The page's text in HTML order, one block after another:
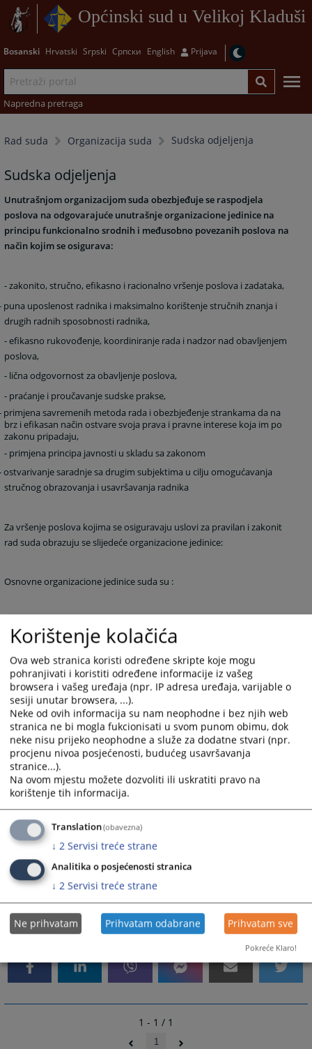
Općinski sud u Velikoj Kladuši
Bosanski Hrvatski Srpski Српски English Prijava
Napredna pretraga
Rad suda Organizacija suda Sudska odjeljenja
Sudska odjeljenja
Unutrašnjom organizacijom suda obezbjeđuje se raspodjela
poslova na odgovarajuće unutrašnje organizacione jedinice na
principu funkcionalno srodnih i međusobno povezanih poslova na
način kojim se osigurava:
- zakonito, stručno, efikasno i racionalno vršenje poslova i zadataka,
puna uposlenost radnika i maksimalno korištenje stručnih znanja i
drugih radnih sposobnosti radnika,
- efikasno rukovođenje, koordiniranje rada i nadzor nad obavljenjem
poslova,
- lična odgovornost za obavljenje poslova,
- praćanje i proučavanje sudske prakse,
primjena savremenih metoda rada i obezbjeđenje strankama da na
brz i efikasan način ostvare svoja prava i pravne interese koja im po
zakonu pripadaju,
- primjena principa javnosti u skladu sa zakonom
ostvarivanje saradnje sa drugim subjektima u cilju omogućavanja
stručnog obrazovanja i usavršavanja radnika
Za vršenje poslova kojima se osiguravaju uslovi za pravilan i zakonit
rad suda obrazuju se slijedeće organizacione jedinice:
Osnovne organizacione jedinice suda su :
2. Građansko odjeljenje,
Prekršajno odjeljenje
4. Odjeljenje sudske uprave,
5. Zemljišno-knjižni ured,
Poslove iz djelokruga rada organizacione jedinice sudijskih poslova
obavljaju:
a) krivično odjeljenje
c) prekršajno odjeljenje
Više informacija možete naći u Pravilniku o unutrašnjoj organizaciji
Općinskog suda u Velikoj Kladuši, a koji se nalazi u "
1726PREGLEDA
1 - 1 / 1
1
Korištenje kolačića
Ova web stranica koristi određene skripte koje mogu
pohranjivati i koristiti određene informacije iz vašeg
browsera i vašeg uređaja (npr. IP adresa uređaja, varijable o
sesiji unutar browsera, ...).
Neke od ovih informacija su nam neophodne i bez njih web
stranica ne bi mogla fukcionisati u svom punom obimu, dok
neke nisu prijeko neophodne a služe za dodatne stvari (npr.
procjenu nivoa posjećenosti, budućeg usavršavanja
stranice...).
Na ovom mjestu možete dozvoliti ili uskratiti pravo na
korištenje tih informacija.
Translation(obavezna)
↓ 2 Servisi treće strane
Analitika o posjećenosti stranica
↓ 2 Servisi treće strane
Ne prihvatam Prihvatam odabrane Prihvatam sve
Pokreće Klaro!